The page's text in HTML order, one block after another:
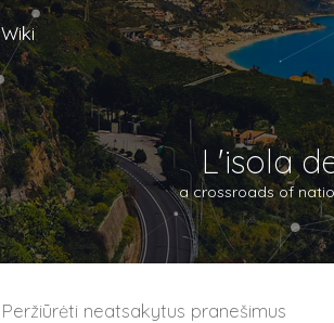
Wiki
L'isola
a crossroads of
Peržiūrėti neatsakytus pranešimus